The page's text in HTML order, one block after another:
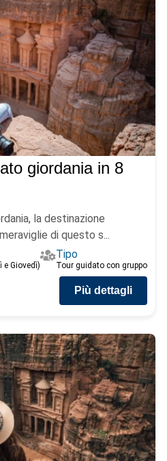
giordania in 8
la destinazione
di questo s...
e Giovedì)
Tipo
Tour guidato con gruppo
Più dettagli